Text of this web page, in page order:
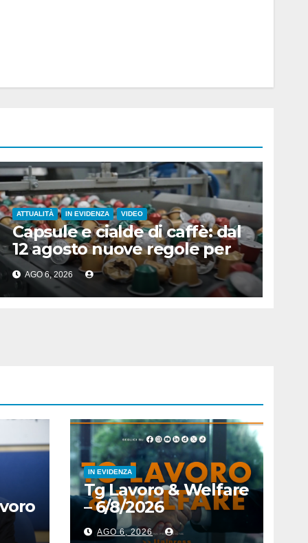
ATTUALITÀ IN EVIDENZA VIDEO
Capsule e cialde di caffè: dal
12 agosto nuove regole per
la raccolta differenziata
AGO 6, 2026
IN EVIDENZA
Tg Lavoro & Welfare
– 6/8/2026
AGO 6, 2026